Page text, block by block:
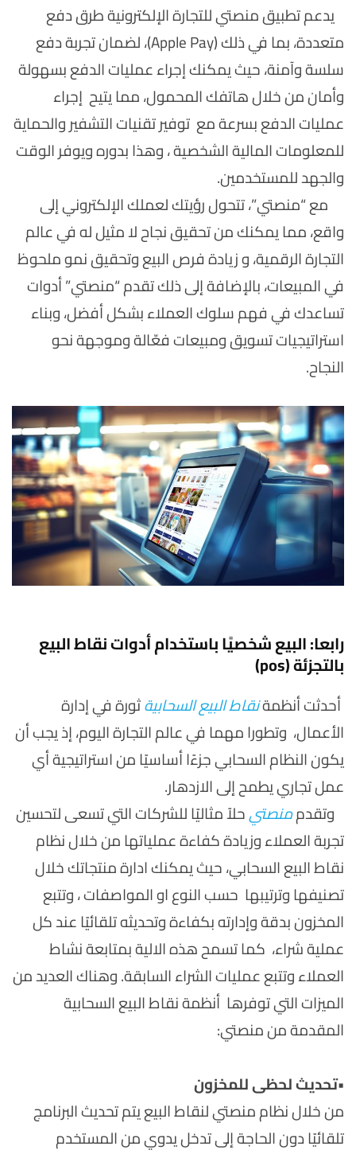
يدعم تطبيق منصتي للتجارة الإلكترونية طرق دفع
متعددة، بما في ذلك (Apple Pay)، لضمان تجربة دفع
سلسة وآمنة، حيث يمكنك إجراء عمليات الدفع بسهولة
وأمان من خلال هاتفك المحمول، مما يتيح إجراء
عمليات الدفع بسرعة مع توفير تقنيات التشفير والحماية
للمعلومات المالية الشخصية ، وهذا بدوره ويوفر الوقت
والجهد للمستخدمين.
مع “منصتي”، تتحول رؤيتك لعملك الإلكتروني إلى
واقع، مما يمكنك من تحقيق نجاح لا مثيل له في عالم
التجارة الرقمية، و زيادة فرص البيع وتحقيق نمو ملحوظ
في المبيعات، بالإضافة إلى ذلك تقدم “منصتي” أدوات
تساعدك في فهم سلوك العملاء بشكل أفضل، وبناء
استراتيجيات تسويق ومبيعات فعّالة وموجهة نحو
النجاح.
رابعا: البيع شخصيًا باستخدام أدوات نقاط البيع
بالتجزئة (pos)
أحدثت أنظمةنقاط البيع السحابيةثورة في إدارة
الأعمال، وتطورا مهما في عالم التجارة اليوم، إذ يجب أن
يكون النظام السحابي جزءًا أساسيًا من استراتيجية أي
عمل تجاري يطمح إلى الازدهار.
وتقدممنصتيحلاً مثاليًا للشركات التي تسعى لتحسين
تجربة العملاء وزيادة كفاءة عملياتها من خلال نظام
نقاط البيع السحابي، حيث يمكنك ادارة منتجاتك خلال
تصنيفها وترتيبها حسب النوع او المواصفات ، وتتبع
المخزون بدقة وإدارته بكفاءة وتحديثه تلقائيًا عند كل
عملية شراء، كما تسمح هذه الالية بمتابعة نشاط
العملاء وتتبع عمليات الشراء السابقة. وهناك العديد من
الميزات التي توفرها أنظمة نقاط البيع السحابية
المقدمة من منصتي:
•تحديث لحظى للمخزون
من خلال نظام منصتي لنقاط البيع يتم تحديث البرنامج
تلقائيًا دون الحاجة إلى تدخل يدوي من المستخدم